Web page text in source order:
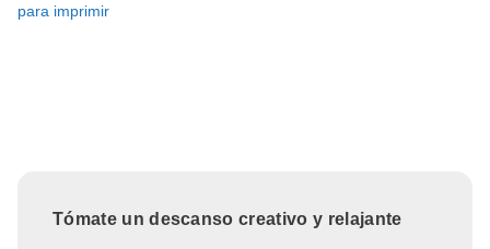
para imprimir
Tómate un descanso creativo y relajante